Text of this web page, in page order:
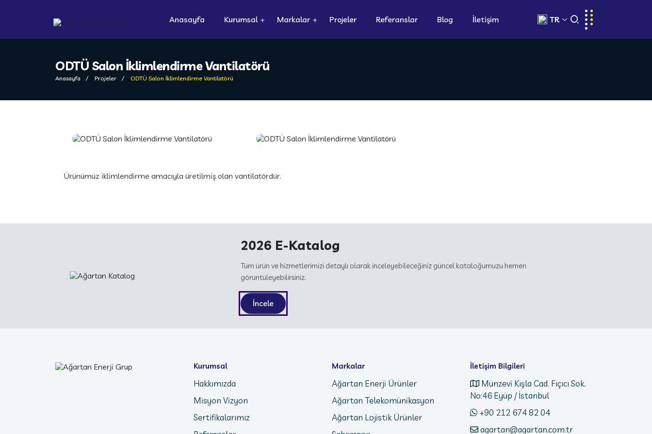
Anasayfa Kurumsal Markalar Projeler Referanslar Blog İletişim TR
ODTÜ Salon İklimlendirme Vantilatörü
Anasayfa Projeler ODTÜ Salon İklimlendirme Vantilatörü
Ürünümüz iklimlendirme amacıyla üretilmiş olan vantilatördür.
2026 E-Katalog
Tüm ürün ve hizmetlerimizi detaylı olarak inceleyebileceğiniz güncel kataloğumuzu hemen
görüntüleyebilirsiniz.
İncele
Kurumsal
Hakkımızda
Misyon Vizyon
Sertifikalarımız
Markalar
Ağartan Enerji Ürünler
Ağartan Telekomünikasyon
Ağartan Lojistik Ürünler
İletişim Bilgileri
Münzevi Kışla Cad. Fıçıcı Sok.
No:46 Eyüp / İstanbul
+90 212 674 82 04
agartan@agartan.com.tr